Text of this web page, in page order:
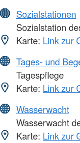
Sozialstationen
Sozialstation
Karte: Link zur
Tages- und
Tagespflege
Karte: Link zur
Wasserwacht
Wasserwacht
Karte: Link zur